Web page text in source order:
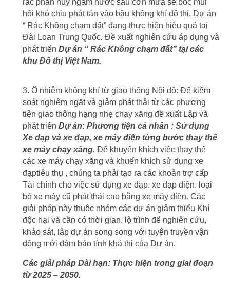
rác phân huỷ ngấm nước sau cơn mưa sẽ bốc mùi
hôi khó chịu phát tán vào bầu không khí đô thị. Dự án
“ Rác Không chạm đất” đang thực hiện hiệu quả tại
Đài Loan Trung Quốc.Đề xuất nghiên cứu áp dụng và
phát triểnDự án “ Rác Không chạm đất” tại các
khu Đô thị Việt Nam.
3. Ô nhiễm không khí từ giao thông Nội đô: Để kiểm
soát nghiêm ngặt và giảm phát thải từ các phương
tiện giao thông hạng nhẹ chạy xăng đề xuất Lập và
phát triểnDự án: Phương tiện cá nhân : Sử dụng
Xe đạp và xe đạp, xe máy điện từng bước thay thế
xe máy chạy xăng.Để khuyến khích việc thay thế
các xe máy chạy xăng và khuến khích sử dụng xe
đạptiêu thụ , chúng ta phải tạo ra các khoản trợ cấp
Tài chính cho việc sử dụng xe đạp, xe đạp điện, loại
bỏ xe máy cũ phát thải cao bằng xe máy điện. Các
giải pháp này thuộc nhóm các dự án giảm thiểu Khí
độc hại và cần có thời gian, lộ trình để nghiên cứu,
khảo sát, lập dự án song song với tuyên truyền vận
động mới đảm bảo tính khả thi của Dự án.
Các giải pháp Dài hạn: Thực hiện trong giai đoạn
từ 2025 – 2050.